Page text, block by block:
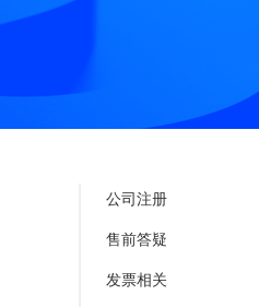
公司注册
售前答疑
发票相关